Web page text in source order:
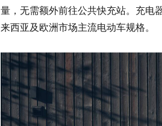
量，无需额外前往公共快充站。充电
来西亚及欧洲市场主流电动车规格。